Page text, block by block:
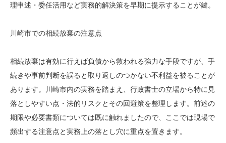
理申述・委任活用など実務的解決策を早期に提示することが鍵。
川崎市での相続放棄の注意点
相続放棄は有効に行えば負債から救われる強力な手段ですが、手
続きや事前判断を誤ると取り返しのつかない不利益を被ることが
あります。川崎市内の実務を踏まえ、行政書士の立場から特に見
落としやすい点・法的リスクとその回避策を整理します。前述の
期限や必要書類については既に触れましたので、ここでは現場で
頻出する注意点と実務上の落とし穴に重点を置きます。